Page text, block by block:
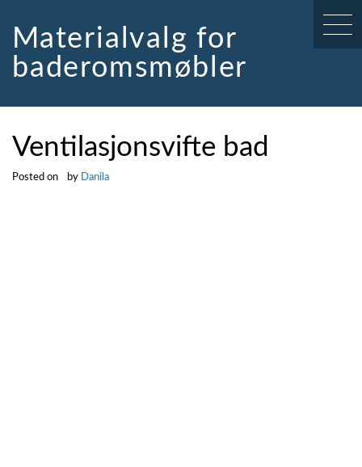
contentMaterialvalg for
baderomsmøbler
Ventilasjonsvifte bad
Posted on by Danila